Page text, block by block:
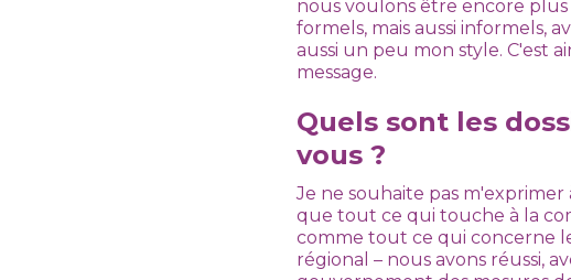
nous voulons être encore
formels, mais aussi informels,
aussi un peu mon style. C'est
message.
Quels sont les
vous ?
Je ne souhaite pas
que tout ce qui touche à la
comme tout ce qui concerne
régional – nous avons réussi,